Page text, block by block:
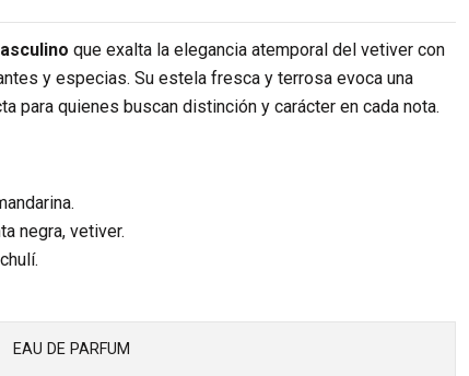
que exalta la elegancia atemporal del vetiver con
y especias. Su estela fresca y terrosa evoca una
para quienes buscan distinción y carácter en cada nota.
negra, vetiver.
EAU DE PARFUM